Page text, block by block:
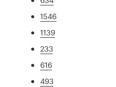
1546
1139
233
616
493